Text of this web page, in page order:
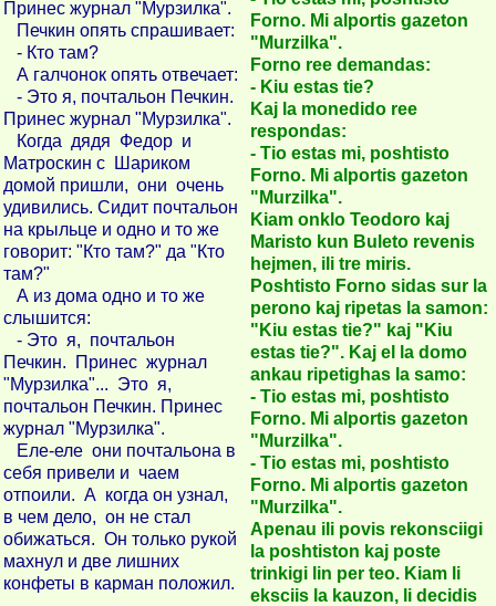
Принес журнал "Мурзилка".
Печкин опять спрашивает:
- Кто там?
А галчонок опять отвечает:
- Это я, почтальон Печкин.
Принес журнал "Мурзилка".
Когда дядя Федор и
Матроскин с Шариком
домой пришли, они очень
удивились. Сидит почтальон
на крыльце и одно и то же
говорит: "Кто там?" да "Кто
там?"
А из дома одно и то же
слышится:
- Это я, почтальон
Печкин. Принес журнал
"Мурзилка"... Это я,
почтальон Печкин. Принес
журнал "Мурзилка".
Еле-еле они почтальона в
себя привели и чаем
отпоили. А когда он узнал,
в чем дело, он не стал
обижаться. Он только рукой
махнул и две лишних
конфеты в карман положил.
Forno. Mi alportis gazeton
"Murzilka".
Forno ree demandas:
- Kiu estas tie?
Kaj la monedido ree
respondas:
- Tio estas mi, poshtisto
Forno. Mi alportis gazeton
"Murzilka".
Kiam onklo Teodoro kaj
Maristo kun Buleto revenis
hejmen, ili tre miris.
Poshtisto Forno sidas sur la
perono kaj ripetas la samon:
"Kiu estas tie?" kaj "Kiu
estas tie?". Kaj el la domo
ankau ripetighas la samo:
- Tio estas mi, poshtisto
Forno. Mi alportis gazeton
"Murzilka".
- Tio estas mi, poshtisto
Forno. Mi alportis gazeton
"Murzilka".
Apenau ili povis rekonsciigi
la poshtiston kaj poste
trinkigi lin per teo. Kiam li
eksciis la kauzon, li decidis